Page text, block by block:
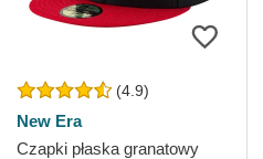
(4.9)
New Era
Czapki płaska granatowy